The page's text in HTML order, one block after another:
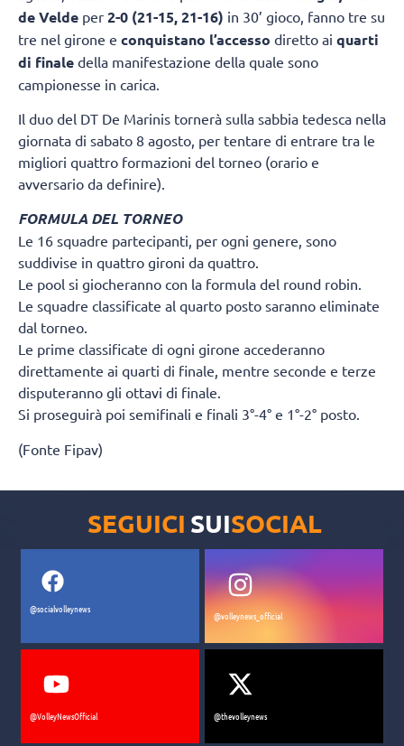
de Velde per 2-0 (21-15, 21-16) in 30’ gioco, fanno tre su
tre nel girone e conquistano l’accesso diretto ai quarti
di finale della manifestazione della quale sono
campionesse in carica.
Il duo del DT De Marinis tornerà sulla sabbia tedesca nella
giornata di sabato 8 agosto, per tentare di entrare tra le
migliori quattro formazioni del torneo (orario e
avversario da definire).
FORMULA DEL TORNEO
Le 16 squadre partecipanti, per ogni genere, sono
suddivise in quattro gironi da quattro.
Le pool si giocheranno con la formula del round robin.
Le squadre classificate al quarto posto saranno eliminate
dal torneo.
Le prime classificate di ogni girone accederanno
direttamente ai quarti di finale, mentre seconde e terze
disputeranno gli ottavi di finale.
Si proseguirà poi semifinali e finali 3°-4° e 1°-2° posto.
(Fonte Fipav)